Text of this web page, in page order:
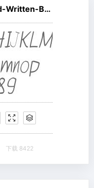
CRU-Todsaporn-Hand-Written-Bold-Italic
下载 8422